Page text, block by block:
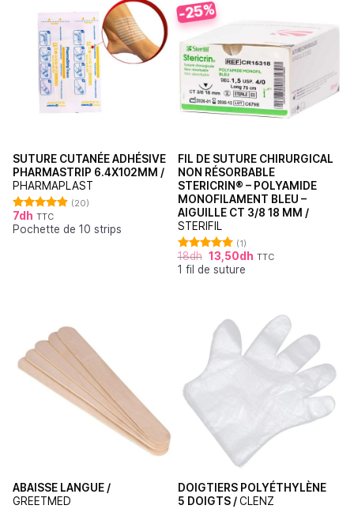
SUTURE CUTANÉE ADHÉSIVE
PHARMASTRIP 6.4X102MM /
PHARMAPLAST
Note4.90
sur 5
(20)
7dh TTC
Pochette de 10 strips
-25%
FIL DE SUTURE CHIRURGICAL
NON RÉSORBABLE
STERICRIN® – POLYAMIDE
MONOFILAMENT BLEU –
AIGUILLE CT 3/8 18 MM /
STERIFIL
Note
5.00
sur 5
(1)
18dh 13,50dh TTC
1 fil de suture
ABAISSE LANGUE /
GREETMED
DOIGTIERS POLYÉTHYLÈNE
5 DOIGTS /CLENZ